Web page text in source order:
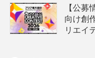
【公募
向け創
リエイ